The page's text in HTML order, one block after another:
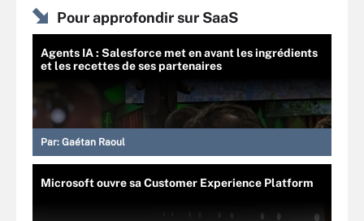
Pour approfondir sur SaaS
Agents IA : Salesforce met en avant les ingrédients
et les recettes de ses partenaires
Par: Gaétan Raoul
Microsoft ouvre sa Customer Experience Platform